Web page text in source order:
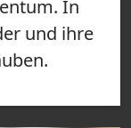
In
und ihre